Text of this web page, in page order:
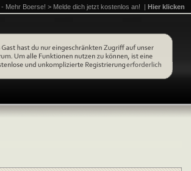
- Mehr Boerse! > Melde dich jetzt kostenlos an! | Hier klicken